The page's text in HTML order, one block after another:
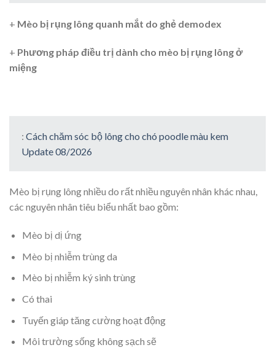
+ Mèo bị rụng lông quanh mắt do ghẻ demodex
+ Phương pháp điều trị dành cho mèo bị rụng lông ở
miệng
: Cách chăm sóc bộ lông cho chó poodle màu kem
Update 08/2026
Mèo bị rụng lông nhiều do rất nhiều nguyên nhân khác nhau,
các nguyên nhân tiêu biểu nhất bao gồm:
Mèo bị dị ứng
Mèo bị nhiễm trùng da
Mèo bị nhiễm ký sinh trùng
Có thai
Tuyến giáp tăng cường hoạt động
Môi trường sống không sạch sẽ